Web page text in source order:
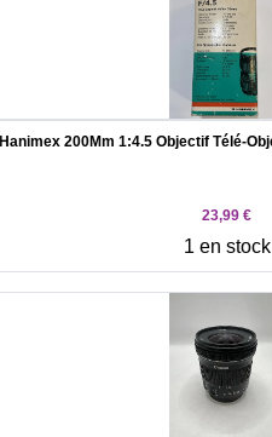
Hanimex 200Mm 1:4.5 Objectif Télé-
23,99 €
1 en stock